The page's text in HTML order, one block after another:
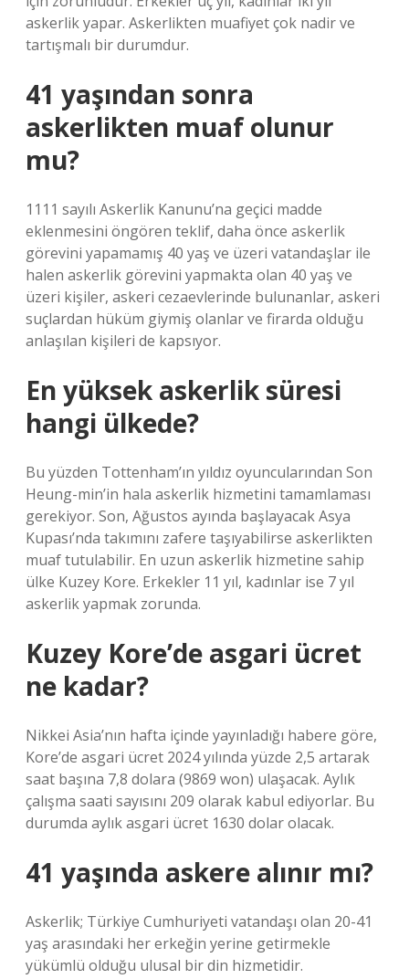
askerlik yapar. Askerlikten muafiyet çok nadir ve
tartışmalı bir durumdur.
41 yaşından sonra
askerlikten muaf olunur
mu?
1111 sayılı Askerlik Kanunu’na geçici madde
eklenmesini öngören teklif, daha önce askerlik
görevini yapamamış 40 yaş ve üzeri vatandaşlar ile
halen askerlik görevini yapmakta olan 40 yaş ve
üzeri kişiler, askeri cezaevlerinde bulunanlar, askeri
suçlardan hüküm giymiş olanlar ve firarda olduğu
anlaşılan kişileri de kapsıyor.
En yüksek askerlik süresi
hangi ülkede?
Bu yüzden Tottenham’ın yıldız oyuncularından Son
Heung-min’in hala askerlik hizmetini tamamlaması
gerekiyor. Son, Ağustos ayında başlayacak Asya
Kupası’nda takımını zafere taşıyabilirse askerlikten
muaf tutulabilir. En uzun askerlik hizmetine sahip
ülke Kuzey Kore. Erkekler 11 yıl, kadınlar ise 7 yıl
askerlik yapmak zorunda.
Kuzey Kore’de asgari ücret
ne kadar?
Nikkei Asia’nın hafta içinde yayınladığı habere göre,
Kore’de asgari ücret 2024 yılında yüzde 2,5 artarak
saat başına 7,8 dolara (9869 won) ulaşacak. Aylık
çalışma saati sayısını 209 olarak kabul ediyorlar. Bu
durumda aylık asgari ücret 1630 dolar olacak.
41 yaşında askere alınır mı?
Askerlik; Türkiye Cumhuriyeti vatandaşı olan 20-41
yaş arasındaki her erkeğin yerine getirmekle
yükümlü olduğu ulusal bir din hizmetidir.